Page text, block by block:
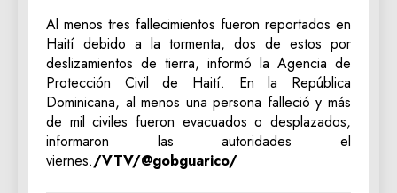
Al menos tres fallecimientos fueron reportados en
Haití debido a la tormenta, dos de estos por
deslizamientos de tierra, informó la Agencia de
Protección Civil de Haití. En la República
Dominicana, al menos una persona falleció y más
de mil civiles fueron evacuados o desplazados,
informaron las autoridades el
viernes./VTV/@gobguarico/